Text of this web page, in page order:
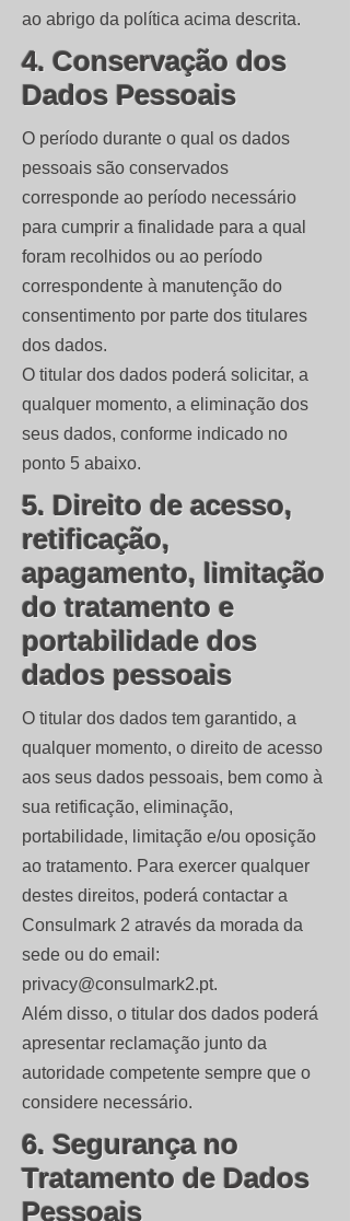
ao abrigo da política acima descrita.
4. Conservação dos
Dados Pessoais
O período durante o qual os dados
pessoais são conservados
corresponde ao período necessário
para cumprir a finalidade para a qual
foram recolhidos ou ao período
correspondente à manutenção do
consentimento por parte dos titulares
dos dados.
O titular dos dados poderá solicitar, a
qualquer momento, a eliminação dos
seus dados, conforme indicado no
ponto 5 abaixo.
5. Direito de acesso,
retificação,
apagamento, limitação
do tratamento e
portabilidade dos
dados pessoais
O titular dos dados tem garantido, a
qualquer momento, o direito de acesso
aos seus dados pessoais, bem como à
sua retificação, eliminação,
portabilidade, limitação e/ou oposição
ao tratamento. Para exercer qualquer
destes direitos, poderá contactar a
Consulmark 2 através da morada da
sede ou do email:
privacy@consulmark2.pt.
Além disso, o titular dos dados poderá
apresentar reclamação junto da
autoridade competente sempre que o
considere necessário.
6. Segurança no
Tratamento de Dados
Pessoais